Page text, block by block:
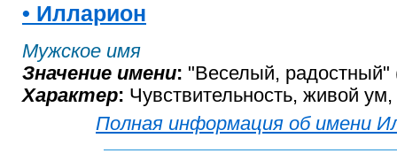
• Илларион
Мужское имя
Значение имени: "Веселый, радостный"
Характер: Чувствительность, живой ум,
Полная информация об имени